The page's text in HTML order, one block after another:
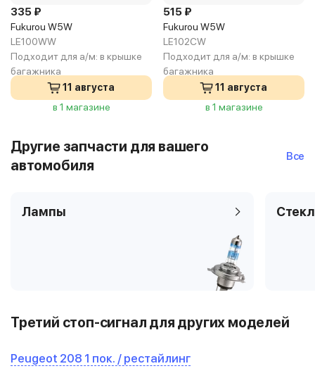
335 ₽
Fukurou W5W
LE100WW
Подходит для а/м: в крышке
багажника
11 августа
в 1 магазине
515 ₽
Fukurou W5W
LE102CW
Подходит для а/м: в крышке
багажника
11 августа
в 1 магазине
Другие запчасти для вашего
автомобиля
Все
Лампы
Третий стоп-сигнал для других моделей
Peugeot 208 1 пок. / рестайлинг